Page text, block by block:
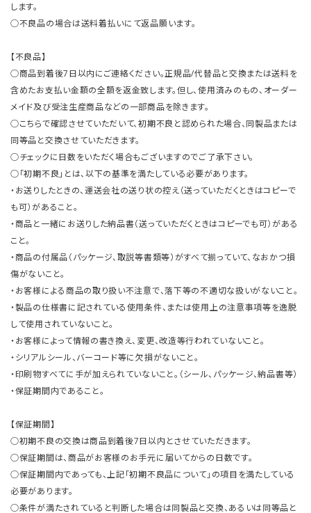
します。
○不良品の場合は送料着払いにて返品願います。
【不良品】
○商品到着後7日以内にご連絡ください。正規品/代替品と交換または送料を
含めたお支払い金額の全額を返金致します。但し、使用済みのもの、オーダー
メイド及び受注生産商品などの一部商品を除きます。
○こちらで確認させていただいて、初期不良と認められた場合、同製品または
同等品と交換させていただきます。
○チェックに日数をいただく場合もございますのでご了承下さい。
○「初期不良」とは、以下の基準を満たしている必要があります。
・お送りしたときの、運送会社の送り状の控え（送っていただくときはコピーで
も可）があること。
・商品と一緒にお送りした納品書（送っていただくときはコピーでも可）がある
こと。
・商品の付属品（パッケージ、取説等書類等）がすべて揃っていて、なおかつ損
傷がないこと。
・お客様による商品の取り扱い不注意で、落下等の不適切な扱いがないこと。
・製品の仕様書に記されている使用条件、または使用上の注意事項等を逸脱
して使用されていないこと。
・お客様によって情報の書き換え、変更、改造等行われていないこと。
・シリアルシール、バーコード等に欠損がないこと。
・印刷物すべてに手が加えられていないこと。（シール、パッケージ、納品書等）
・保証期間内であること。
【保証期間】
○初期不良の交換は商品到着後7日以内とさせていただきます。
○保証期間は、商品がお客様のお手元に届いてからの日数です。
○保証期間内であっても、上記「初期不良品について」の項目を満たしている
必要があります。
○条件が満たされていると判断した場合は同製品と交換、あるいは同等品と